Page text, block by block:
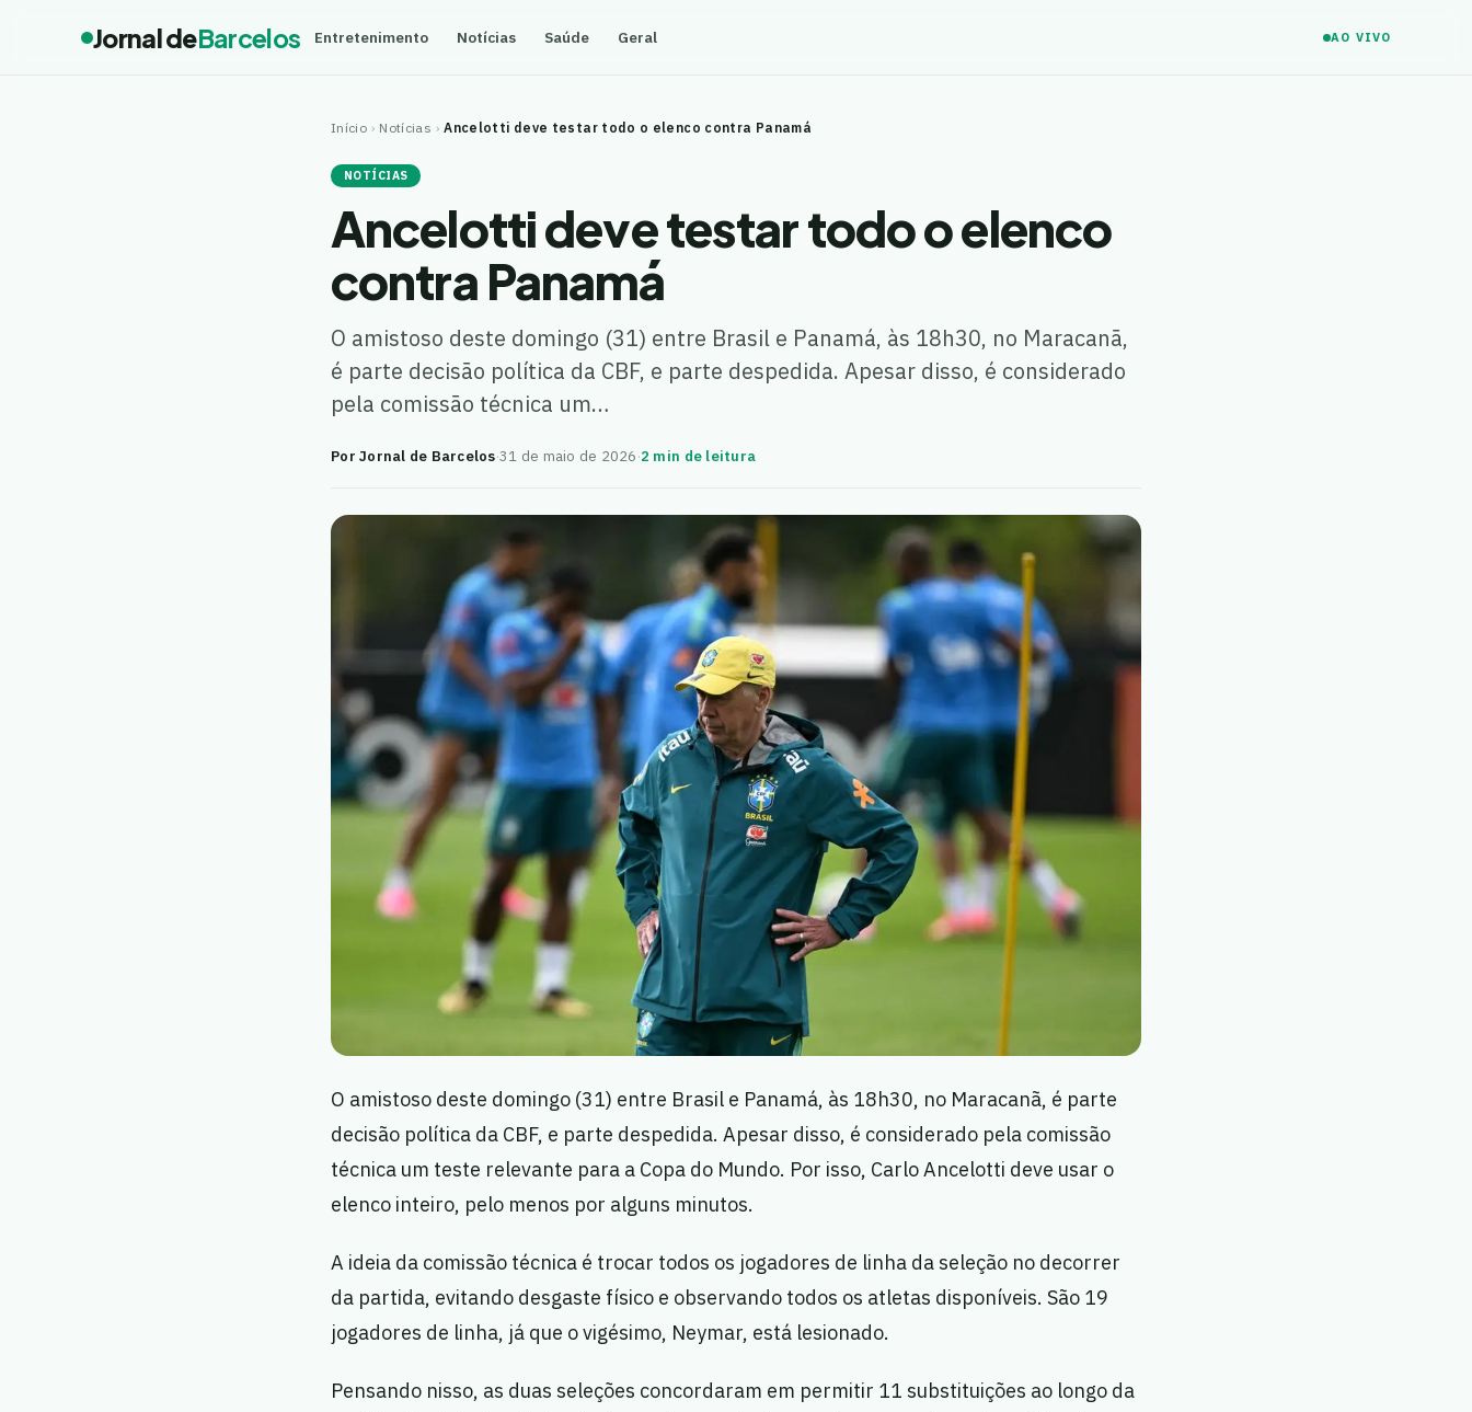
Jornal deBarcelos Entretenimento Notícias Saúde Geral AO VIVO
Início › Notícias › Ancelotti deve testar todo o elenco contra Panamá
NOTÍCIAS
Ancelotti deve testar todo o elenco
contra Panamá
O amistoso deste domingo (31) entre Brasil e Panamá, às 18h30, no Maracanã,
é parte decisão política da CBF, e parte despedida. Apesar disso, é considerado
pela comissão técnica um…
Por Jornal de Barcelos·31 de maio de 2026·2 min de leitura
O amistoso deste domingo (31) entre Brasil e Panamá, às 18h30, no Maracanã, é parte
decisão política da CBF, e parte despedida. Apesar disso, é considerado pela comissão
técnica um teste relevante para a Copa do Mundo. Por isso, Carlo Ancelotti deve usar o
elenco inteiro, pelo menos por alguns minutos.
A ideia da comissão técnica é trocar todos os jogadores de linha da seleção no decorrer
da partida, evitando desgaste físico e observando todos os atletas disponíveis. São 19
jogadores de linha, já que o vigésimo, Neymar, está lesionado.
Pensando nisso, as duas seleções concordaram em permitir 11 substituições ao longo da